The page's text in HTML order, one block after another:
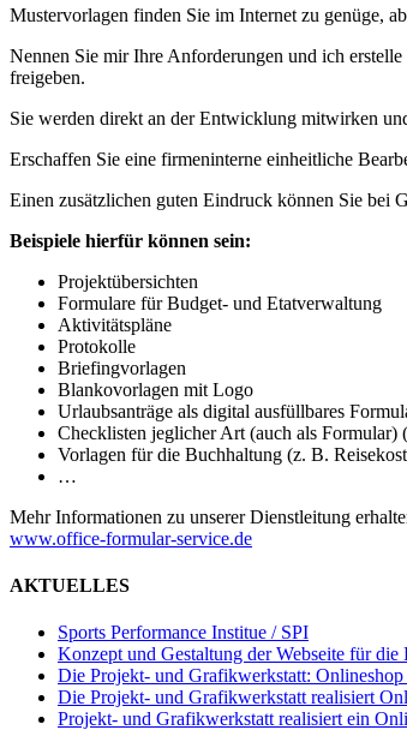
Mustervorlagen finden Sie im Internet zu genüge,
Nennen Sie mir Ihre Anforderungen und ich
freigeben.
Sie werden direkt an der Entwicklung mitwirken
Erschaffen Sie eine firmeninterne einheitliche
Einen zusätzlichen guten Eindruck können Sie bei
Beispiele hierfür können sein:
Projektübersichten
Formulare für Budget- und Etatverwaltung
Aktivitätspläne
Protokolle
Briefingvorlagen
Blankovorlagen mit Logo
Urlaubsanträge als digital ausfüllbares
Checklisten jeglicher Art (auch als Formular)
Vorlagen für die Buchhaltung (z. B.
…
Mehr Informationen zu unserer Dienstleitung
www.office-formular-service.de
AKTUELLES
Sports Performance Institue / SPI
Konzept und Gestaltung der Webseite für
Die Projekt- und Grafikwerkstatt:
Die Projekt- und Grafikwerkstatt realisiert
Projekt- und Grafikwerkstatt realisiert ein